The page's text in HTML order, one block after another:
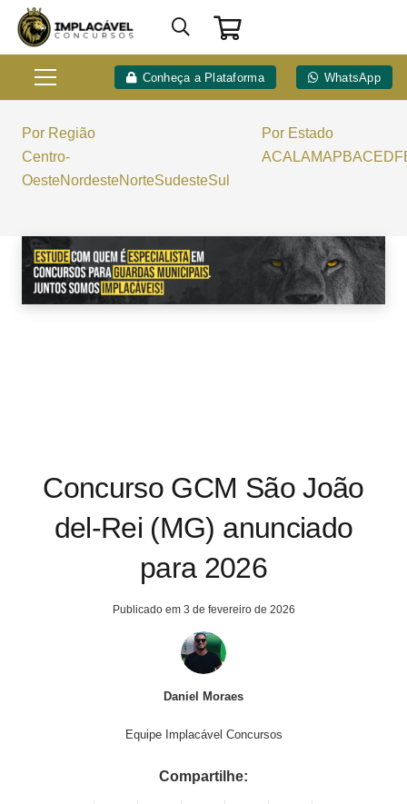
Conheça a Plataforma WhatsApp
Por Região
Centro-
OesteNordesteNorteSudesteSul
Por Estado
ACALAMAPBACEDF
Concurso GCM São João
del-Rei (MG) anunciado
para 2026
Publicado em 3 de fevereiro de 2026
Daniel Moraes
Equipe Implacável Concursos
Compartilhe: